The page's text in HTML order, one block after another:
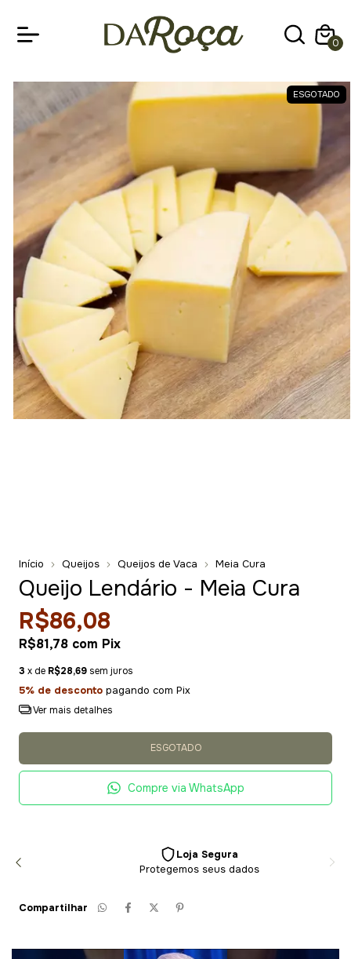
0
ESGOTADO
Início Queijos Queijos de Vaca Meia Cura
Queijo Lendário - Meia Cura
R$86,08
R$81,78 com Pix
3 x de R$28,69 sem juros
5% de desconto pagando com Pix
Ver mais detalhes
Compre via WhatsApp
Loja Segura
Protegemos seus dados
Compartilhar